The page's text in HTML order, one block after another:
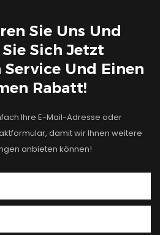
Sie Uns Und
Sich Jetzt
Und Einen
Rabatt!
Ihre E-Mail-Adresse oder
damit wir Ihnen weitere
anbieten können!